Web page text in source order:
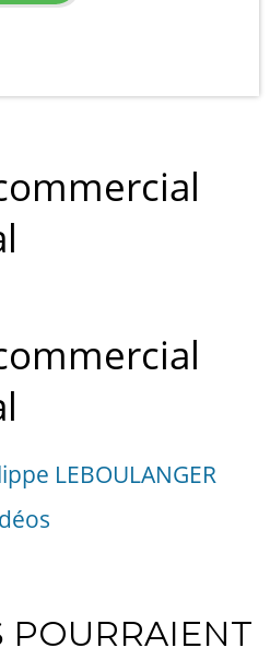
LEBOULANGER
POURRAIENT